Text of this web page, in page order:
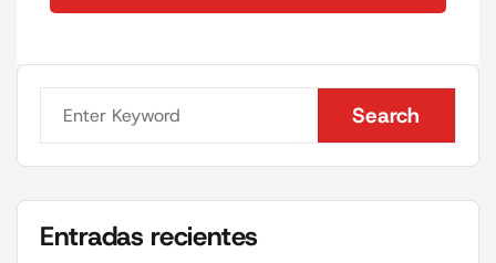
Search
Search
Entradas recientes